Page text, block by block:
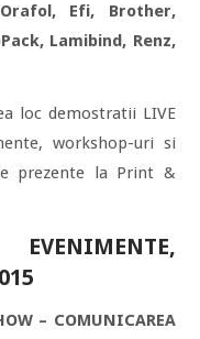
Efi, Brother,
Lamibind, Renz,
loc demostratii LIVE
workshop-uri si
prezente la Print &
– COMUNICAREA